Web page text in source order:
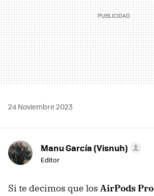
24 Noviembre 2023
Manu García (Visnuh)
Editor
Si te decimos que los AirPods Pro